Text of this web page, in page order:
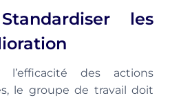
les
des actions
le groupe de travail doit